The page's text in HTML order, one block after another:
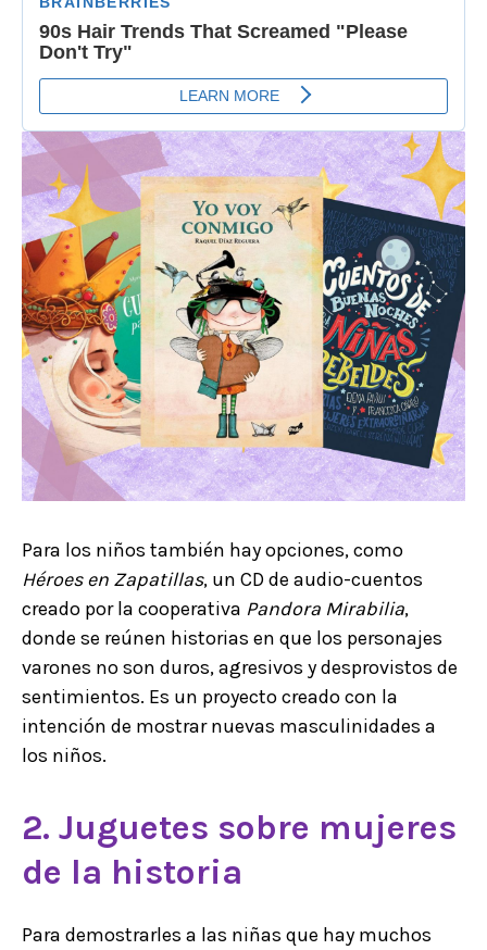
Para los niños también hay opciones, como
Héroes en Zapatillas, un CD de audio-cuentos
creado por la cooperativa Pandora Mirabilia,
donde se reúnen historias en que los personajes
varones no son duros, agresivos y desprovistos de
sentimientos. Es un proyecto creado con la
intención de mostrar nuevas masculinidades a
los niños.
2. Juguetes sobre mujeres
de la historia
Para demostrarles a las niñas que hay muchos